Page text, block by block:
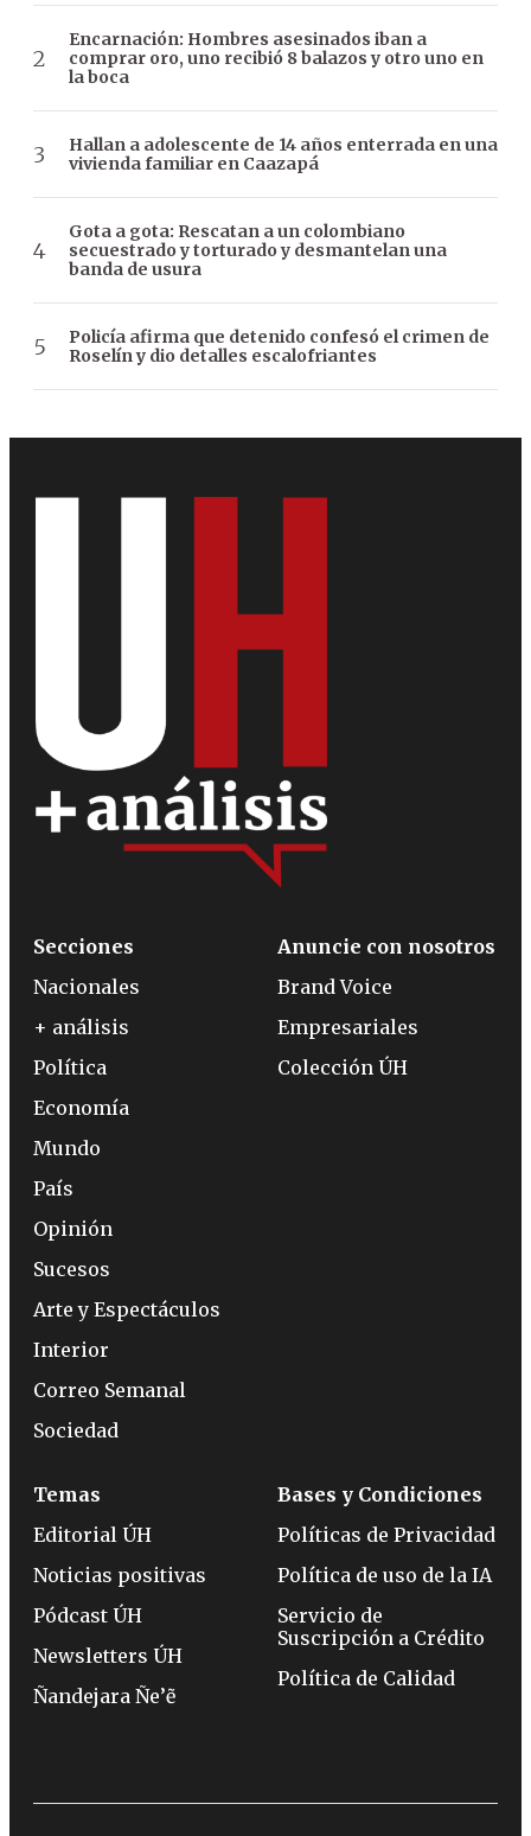
Encarnación: Hombres asesinados iban a
comprar oro, uno recibió 8 balazos y otro uno en
la boca
Hallan a adolescente de 14 años enterrada en una
vivienda familiar en Caazapá
Gota a gota: Rescatan a un colombiano
secuestrado y torturado y desmantelan una
banda de usura
Policía afirma que detenido confesó el crimen de
Roselín y dio detalles escalofriantes
Secciones
Nacionales
+ análisis
Política
Economía
Mundo
País
Opinión
Sucesos
Arte y Espectáculos
Interior
Correo Semanal
Sociedad
Anuncie con nosotros
Brand Voice
Empresariales
Colección ÚH
Temas
Editorial ÚH
Noticias positivas
Pódcast ÚH
Newsletters ÚH
Ñandejara Ñe’ẽ
Bases y Condiciones
Políticas de Privacidad
Política de uso de la IA
Servicio de
Suscripción a Crédito
Política de Calidad